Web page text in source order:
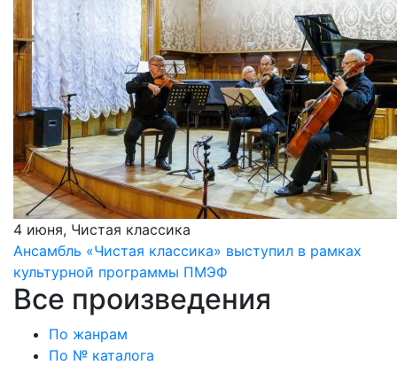
4 июня, Чистая классика
Ансамбль «Чистая классика» выступил в рамках
культурной программы ПМЭФ
Все произведения
По жанрам
По № каталога